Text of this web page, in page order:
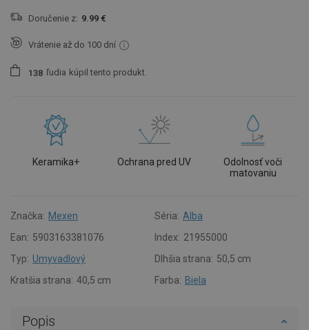
Doručenie z: 9.99 €
Vrátenie až do 100 dní
1 38 ľudia kúpil tento produkt.
Keramika+ Ochrana pred UV
Odolnosť voči
matovaniu
Značka: Mexen Séria: Alba
Ean: 5903163381076 Index: 21955000
Typ: Umyvadlový Dlhšia strana: 50,5 cm
Kratšia strana: 40,5 cm Farba: Biela
Popis